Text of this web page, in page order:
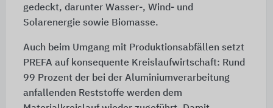
gedeckt, darunter Wasser-, Wind- und
Solarenergie sowie Biomasse.
Auch beim Umgang mit Produktionsabfällen setzt
PREFA auf konsequente Kreislaufwirtschaft: Rund
99 Prozent der bei der Aluminiumverarbeitung
anfallenden Reststoffe werden dem